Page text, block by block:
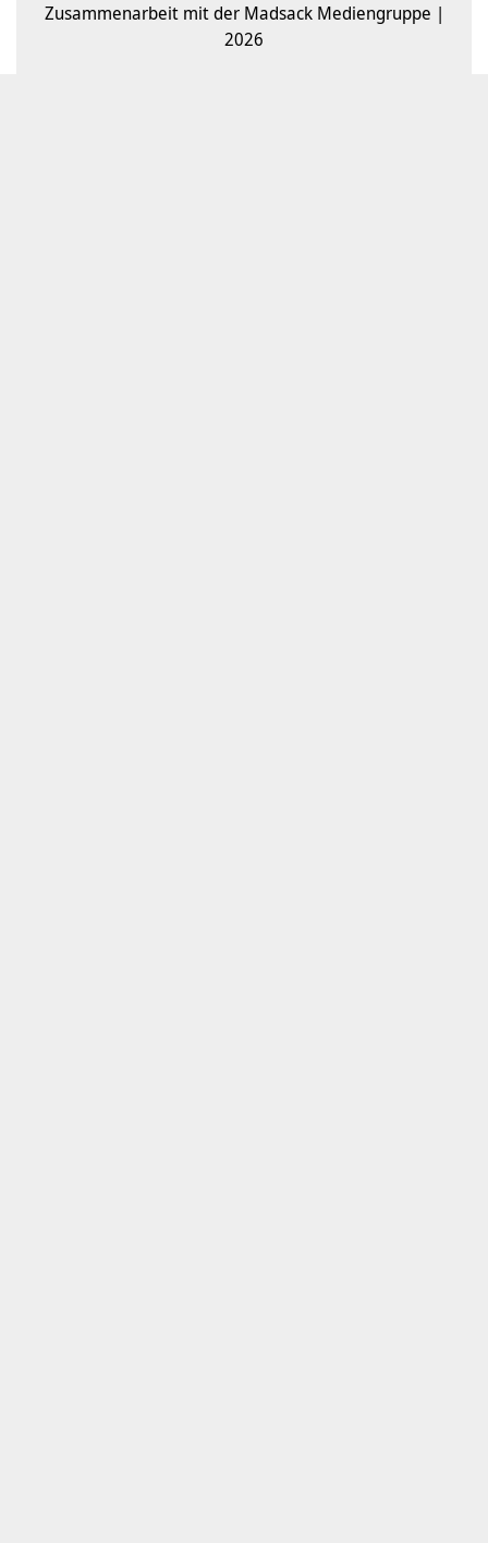
Zusammenarbeit mit der Madsack Mediengruppe |
2026